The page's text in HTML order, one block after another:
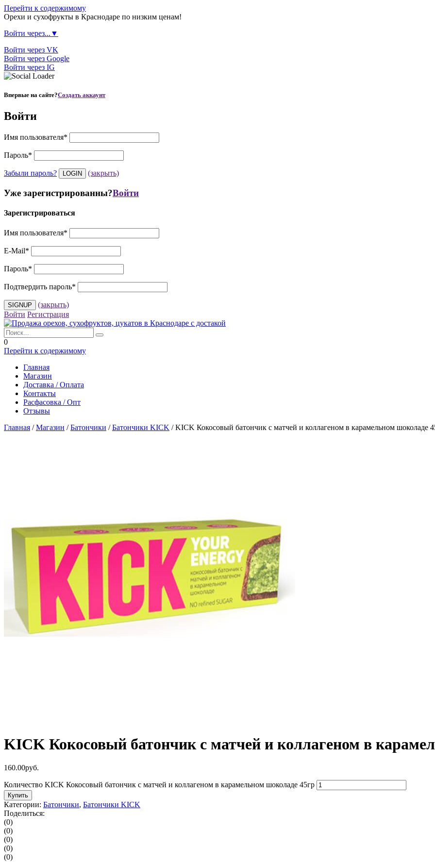
Перейти к содержимому
Орехи и сухофрукты в Краснодаре по низким ценам!
Войти через...▼
Войти через VK
Войти через Google
Войти через IG
Впервые на сайте?Создать аккаунт
Войти
Имя пользователя*
Пароль*
Забыли пароль? (закрыть)
Уже зарегистрированны?Войти
Зарегистрироваться
Имя пользователя*
E-Mail*
Пароль*
Подтвердить пароль*
(закрыть)
Войти Регистрация
0
Перейти к содержимому
Главная
Магазин
Доставка / Оплата
Контакты
Расфасовка / Опт
Отзывы
Главная /Магазин /Батончики /Батончики KICK /KICK Кокосовый батончик с матчей и коллагеном в карамельном шоколаде
KICK Кокосовый батончик с матчей и коллагеном в
160.00руб.
Количество KICK Кокосовый батончик с матчей и коллагеном в карамельном шоколаде 45гр
Купить
Категории: Батончики, Батончики KICK
Поделиться:
(0)
(0)
(0)
(0)
(0)